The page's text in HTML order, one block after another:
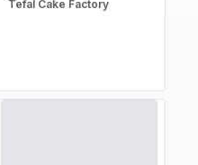
Tefal Cake Factory